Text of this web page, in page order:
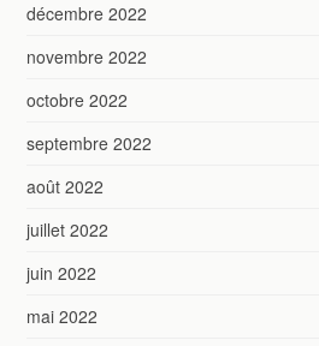
décembre 2022
novembre 2022
octobre 2022
septembre 2022
août 2022
juillet 2022
juin 2022
mai 2022